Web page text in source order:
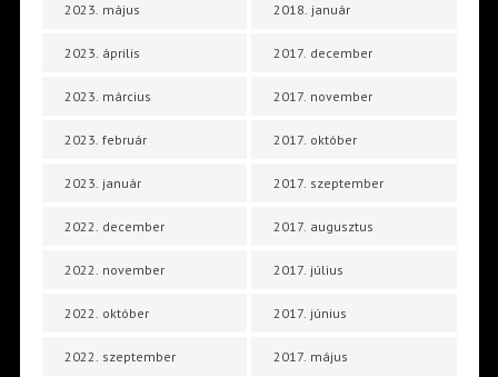
2023. május
2023. április
2023. március
2023. február
2023. január
2022. december
2022. november
2022. október
2022. szeptember
2018. január
2017. december
2017. november
2017. október
2017. szeptember
2017. augusztus
2017. július
2017. június
2017. május